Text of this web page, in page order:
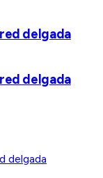
delgada
delgada